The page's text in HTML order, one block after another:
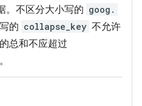
。不区分大小写的 goog.
的 collapse_key 不允许
总和不应超过
。